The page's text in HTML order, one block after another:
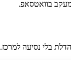
בלי נסיעה למרכז.